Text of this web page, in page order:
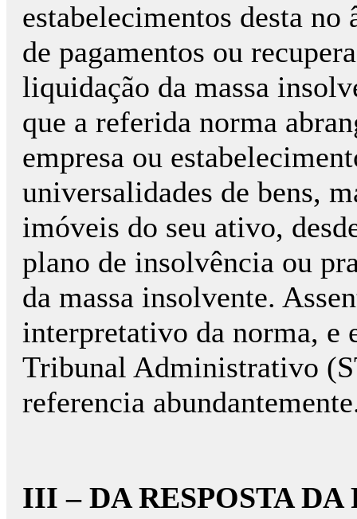
estabelecimentos desta
de pagamentos ou
liquidação da massa
que a referida norma
empresa ou
universalidades de bens,
imóveis do seu ativo,
plano de insolvência ou
da massa insolvente.
interpretativo da norma, e
Tribunal Administrativo
referencia
III – DA RESPOSTA DA